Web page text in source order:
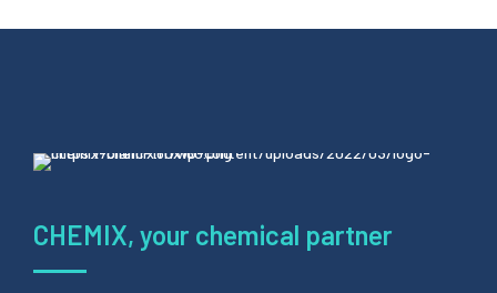
CHEMIX, your chemical partner